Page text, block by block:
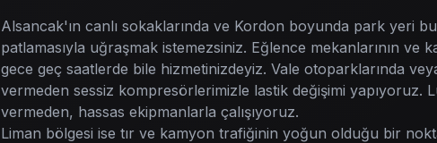
Alsancak'ın canlı sokaklarında ve Kordon boyunda park yeri
patlamasıyla uğraşmak istemezsiniz. Eğlence mekanlarının
gece geç saatlerde bile hizmetinizdeyiz. Vale otoparklarında
vermeden sessiz kompresörlerimizle lastik değişimi yapıyoruz.
vermeden, hassas ekipmanlarla çalışıyoruz.
Liman bölgesi ise tır ve kamyon trafiğinin yoğun olduğu bir